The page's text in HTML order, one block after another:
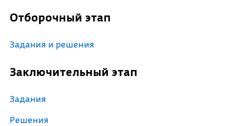
Отборочный этап
Задания и решения
Заключительный этап
Задания
Решения